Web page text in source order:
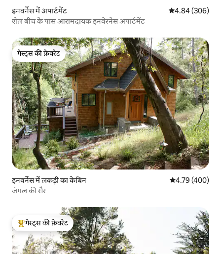
इनवर्नेस में अपार्टमेंट औसत रेटिंग 5 में से
4.84 (306)
शेल बीच के पास आरामदायक इनवेरनेस अपार्टमेंट
गेस्ट्स की फ़ेवरेट
गेस्ट्स की फ़ेवरेट
इनवर्नेस में लकड़ी का केबिन औसत रेटिंग 5 में से
4.79 (400)
जंगल की सैर
गेस्ट्स का टॉप फ़ेवरेट
गेस्ट्स की फ़ेवरेट